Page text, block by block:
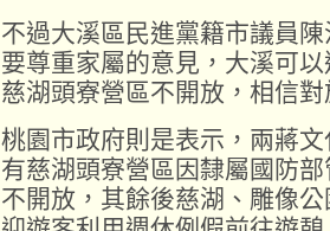
不過大溪區民進黨籍市議員
要尊重家屬的意見，大溪可
慈湖頭寮營區不開放，相信
桃園市政府則是表示，兩蔣
有慈湖頭寮營區因隸屬國防
不開放，其餘後慈湖、雕像